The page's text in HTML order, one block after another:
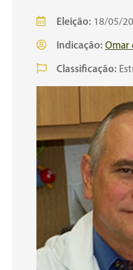
Eleição: 18/05/
Indicação: Omar
Classificação: